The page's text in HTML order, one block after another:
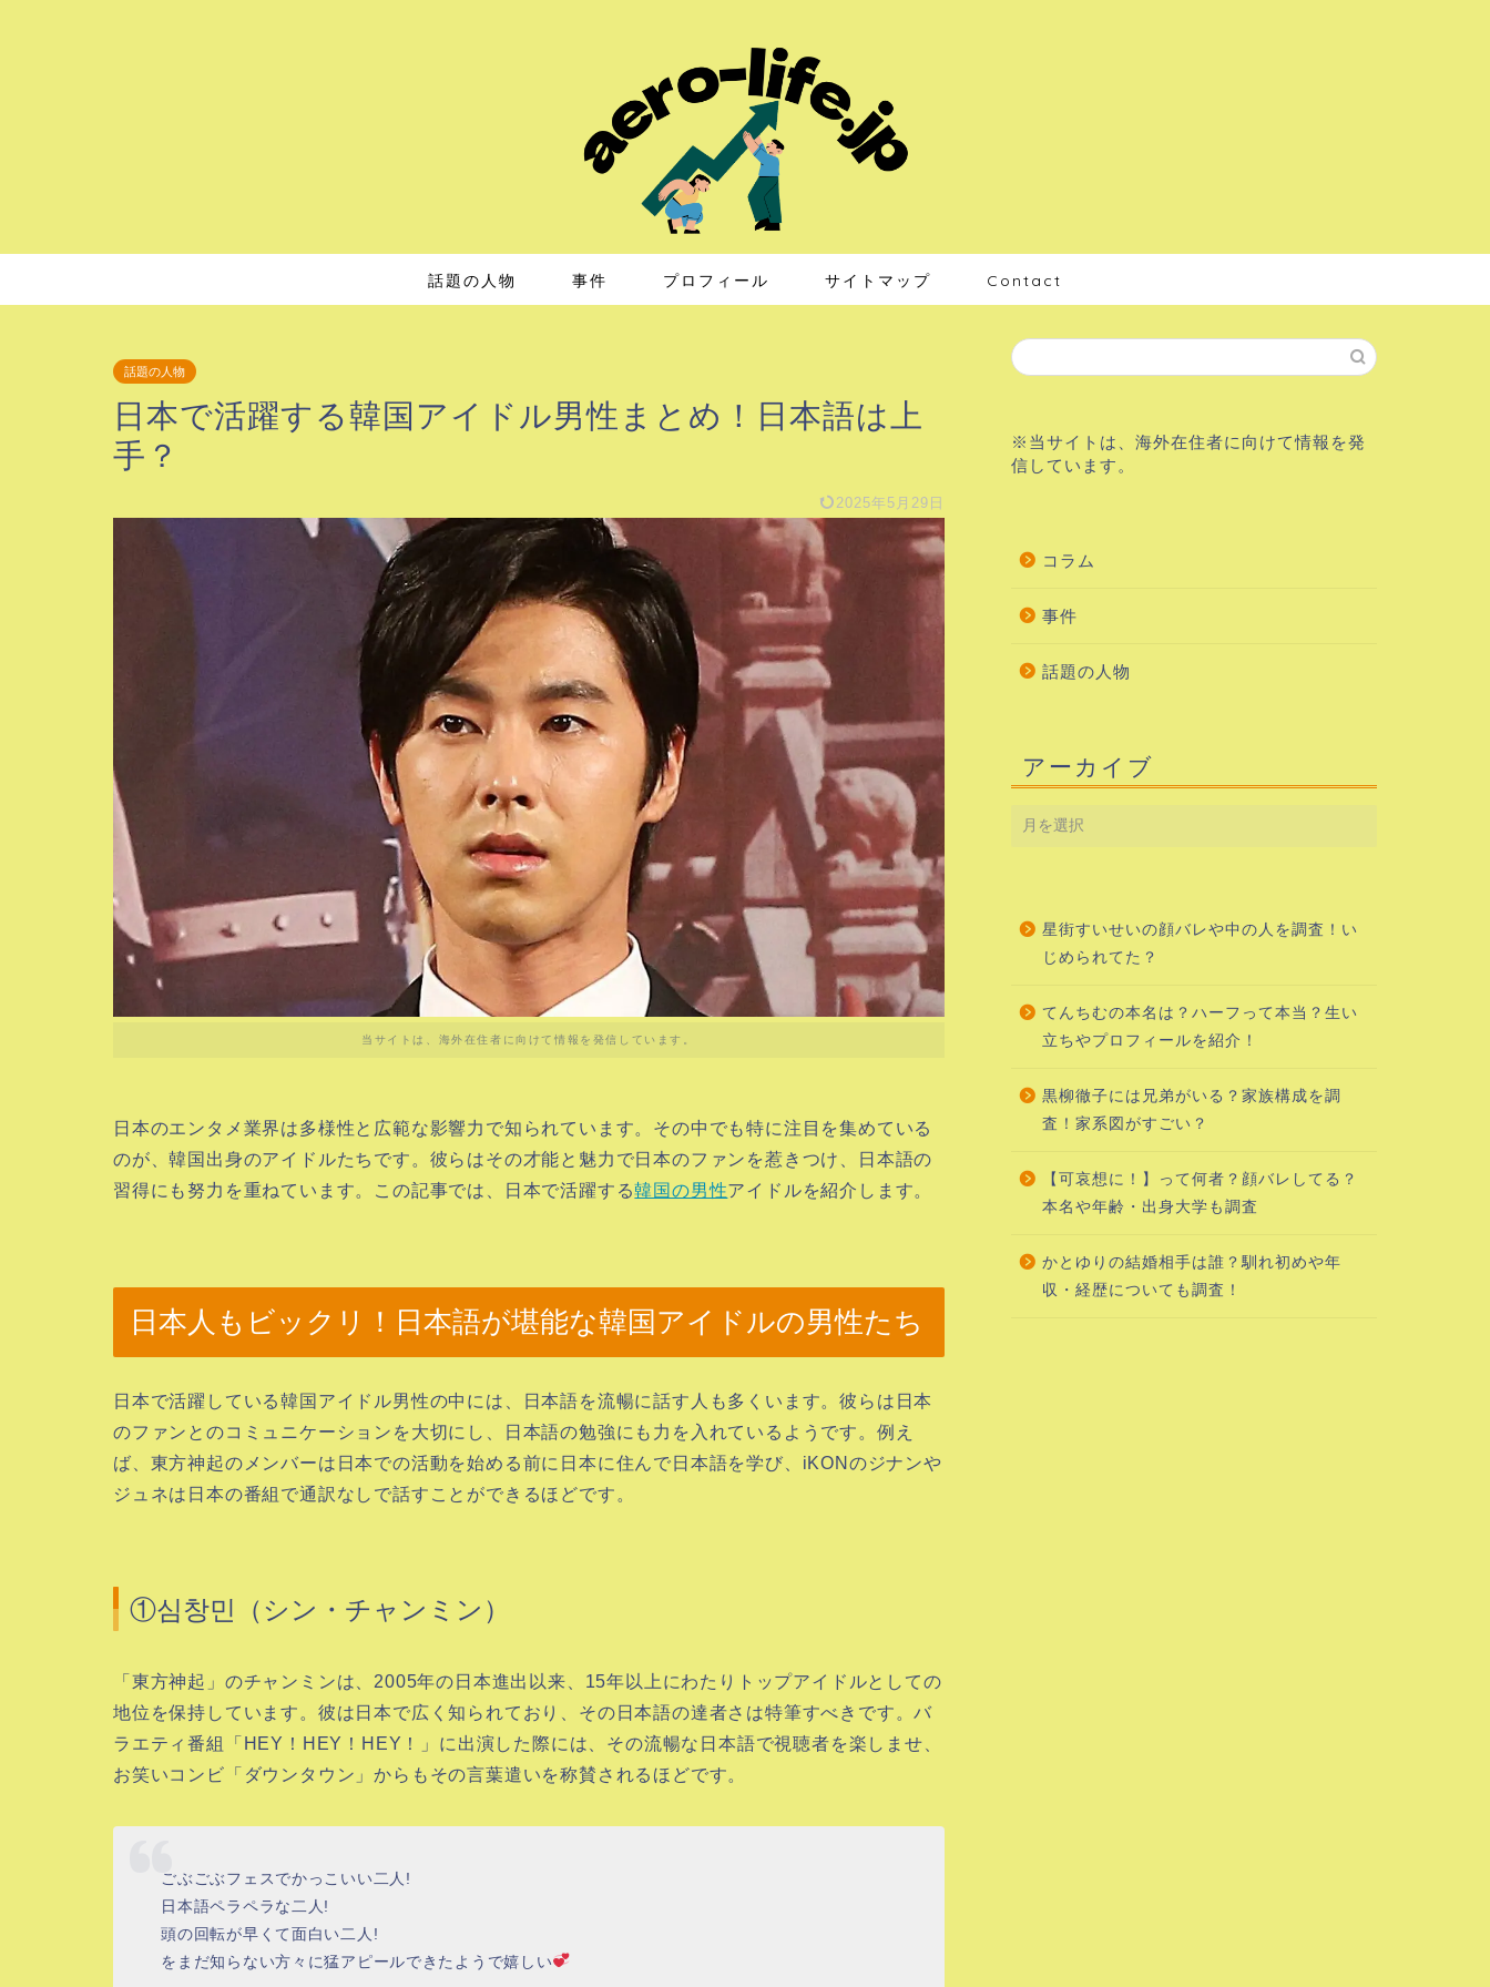
話題の人物 事件 プロフィール サイトマップ Contact
話題の人物
日本で活躍する韓国アイドル男性まとめ！日本語は上
手？
2025年5月29日
当サイトは、海外在住者に向けて情報を発信しています。
日本のエンタメ業界は多様性と広範な影響力で知られています。その中でも特に注目を集めている
のが、韓国出身のアイドルたちです。彼らはその才能と魅力で日本のファンを惹きつけ、日本語の
習得にも努力を重ねています。この記事では、日本で活躍する韓国の男性アイドルを紹介します。
日本人もビックリ！日本語が堪能な韓国アイドルの男性たち
日本で活躍している韓国アイドル男性の中には、日本語を流暢に話す人も多くいます。彼らは日本
のファンとのコミュニケーションを大切にし、日本語の勉強にも力を入れているようです。例え
ば、東方神起のメンバーは日本での活動を始める前に日本に住んで日本語を学び、iKONのジナンや
ジュネは日本の番組で通訳なしで話すことができるほどです。
①심창민（シン・チャンミン）
「東方神起」のチャンミンは、2005年の日本進出以来、15年以上にわたりトップアイドルとしての
地位を保持しています。彼は日本で広く知られており、その日本語の達者さは特筆すべきです。バ
ラエティ番組「HEY！HEY！HEY！」に出演した際には、その流暢な日本語で視聴者を楽しませ、
お笑いコンビ「ダウンタウン」からもその言葉遣いを称賛されるほどです。
ごぶごぶフェスでかっこいい二人!
日本語ペラペラな二人!
頭の回転が早くて面白い二人!
をまだ知らない方々に猛アピールできたようで嬉しい
※当サイトは、海外在住者に向けて情報を発
信しています。
コラム
事件
話題の人物
アーカイブ
星街すいせいの顔バレや中の人を調査！い
じめられてた？
てんちむの本名は？ハーフって本当？生い
立ちやプロフィールを紹介！
黒柳徹子には兄弟がいる？家族構成を調
査！家系図がすごい？
【可哀想に！】って何者？顔バレしてる？
本名や年齢・出身大学も調査
かとゆりの結婚相手は誰？馴れ初めや年
収・経歴についても調査！